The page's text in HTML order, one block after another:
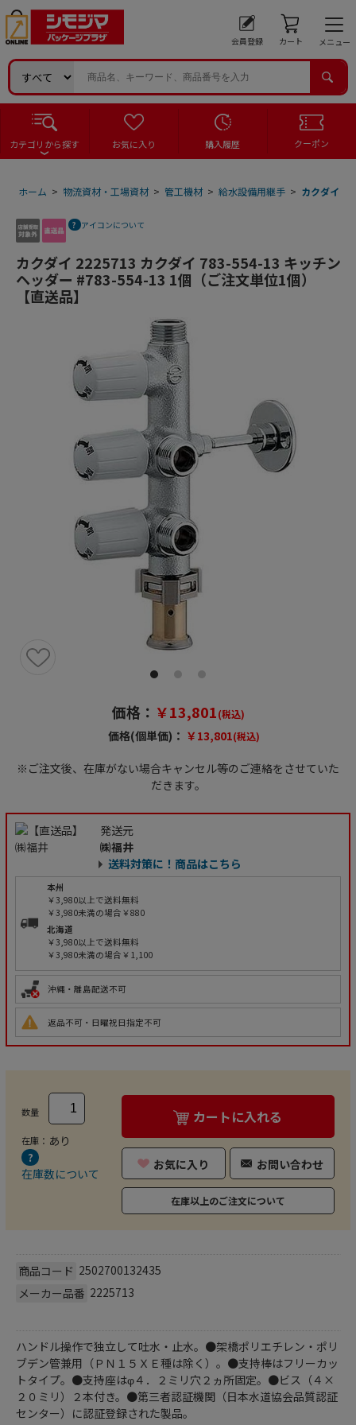
会員登録 カート メニュー
カテゴリから探す お気に入り 購入履歴 クーポン
ホーム > 物流資材・工場資材 > 管工機材 > 給水設備用継手 > カクダイ
アイコンについて
カクダイ 2225713 カクダイ 783-554-13 キッチン
ヘッダー #783-554-13 1個（ご注文単位1個）
【直送品】
価格： ￥13,801(税込)
価格(個単価)： ￥13,801(税込)
※ご注文後、在庫がない場合キャンセル等のご連絡をさせていた
だきます。
発送元
㈱福井
送料対策に！商品はこちら
本州
￥3,980以上で送料無料
￥3,980未満の場合￥880
北海道
￥3,980以上で送料無料
￥3,980未満の場合￥1,100
沖縄・離島配送不可
返品不可・日曜祝日指定不可
数量
在庫： あり
在庫数について
カートに入れる
お気に入り お問い合わせ
在庫以上のご注文について
商品コード 2502700132435
メーカー品番 2225713
ハンドル操作で独立して吐水・止水。●架橋ポリエチレン・ポリ
ブデン管兼用（ＰＮ１５ＸＥ種は除く）。●支持棒はフリーカッ
トタイプ。●支持座はφ４．２ミリ穴２ヵ所固定。●ビス（４×
２０ミリ）２本付き。●第三者認証機関（日本水道協会品質認証
センター）に認証登録された製品。